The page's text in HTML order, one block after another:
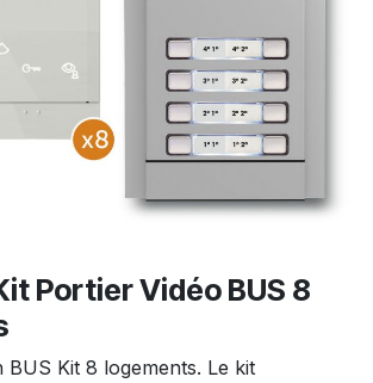
Portier Vidéo BUS 8
BUS Kit 8 logements. Le kit